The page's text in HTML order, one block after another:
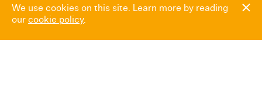
We use cookies on this site. Learn more by reading
our cookie policy.